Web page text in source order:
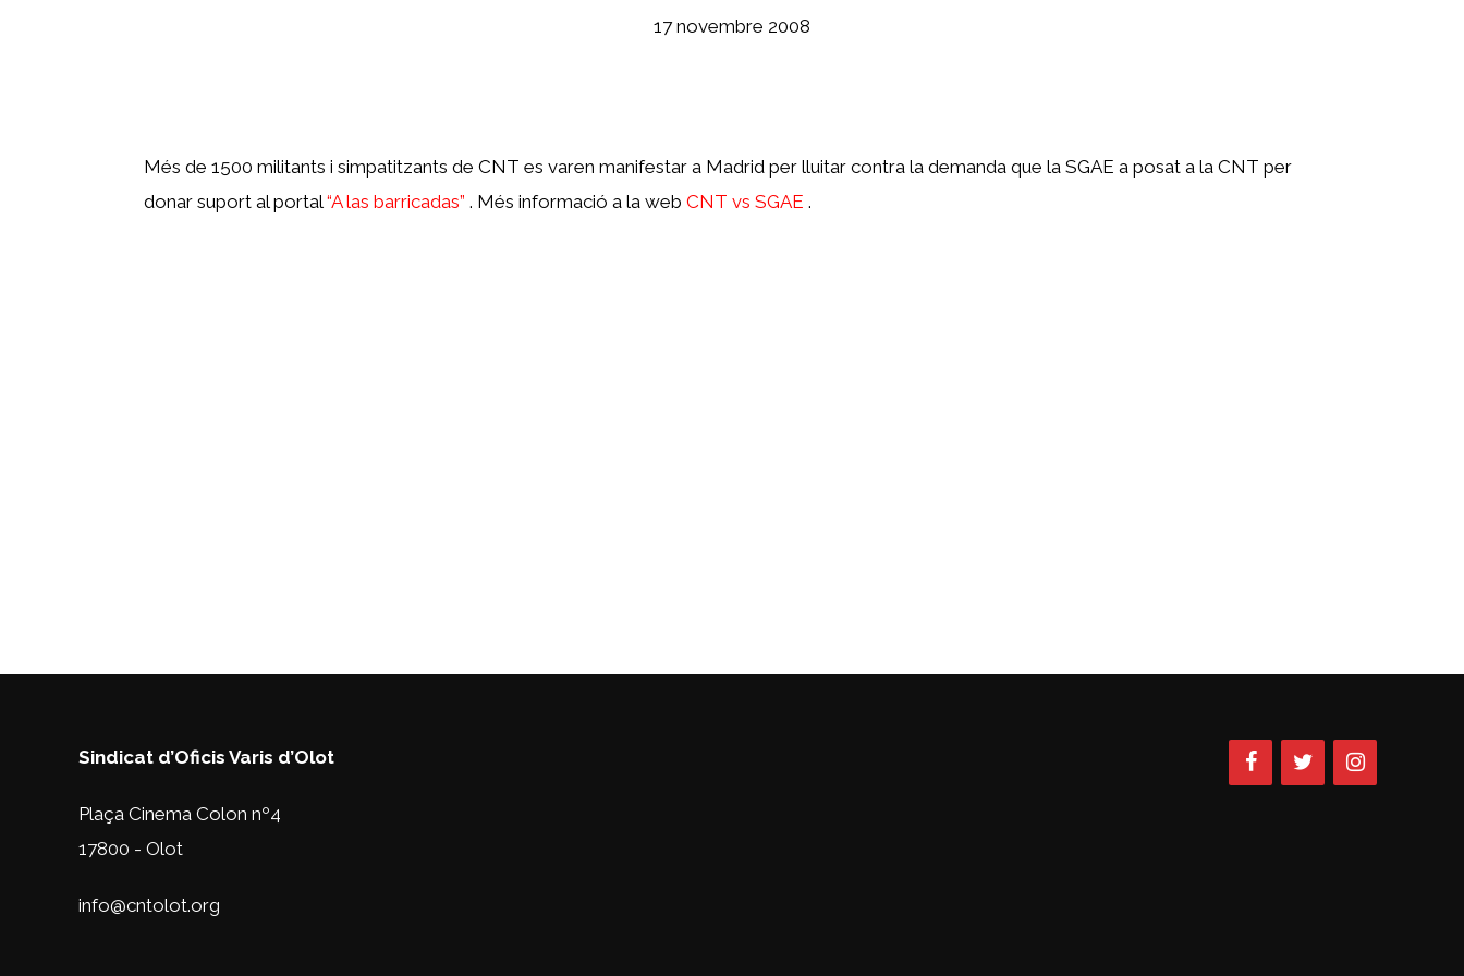
17 novembre 2008
Més de 1500 militants i simpatitzants de CNT es varen manifestar a Madrid per lluitar contra la demanda que la SGAE a posat a la CNT per
donar suport al portal“A las barricadas” . Més informació a la web CNT vs SGAE .
Sindicat d’Oficis Varis d’Olot
Plaça Cinema Colon nº4
17800 - Olot
info@cntolot.org